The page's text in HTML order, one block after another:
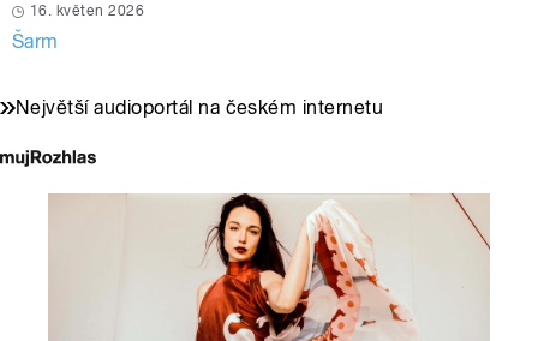
16. květen 2026
Šarm
Největší audioportál na českém internetu